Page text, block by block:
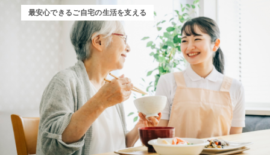
最安心できるご自宅の生活を支える
安心できるご自宅の生活を支える
安心できるご自宅の生活を支える